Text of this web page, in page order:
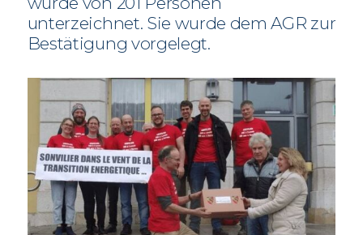
unterzeichnet. Sie wurde dem AGR zur
Bestätigung vorgelegt.